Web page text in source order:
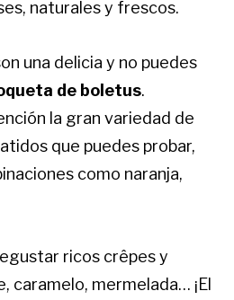
naturales y frescos.
una delicia y no puedes
de boletus.
la gran variedad de
que puedes probar,
como naranja,
ricos crêpes y
caramelo, mermelada… ¡El